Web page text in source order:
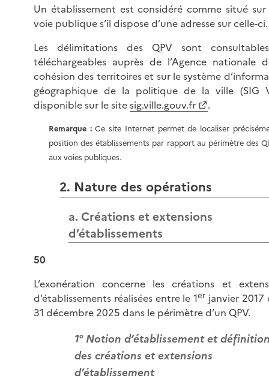
Un établissement est considéré comme situé
voie publique s’il dispose d’une adresse sur celle-ci.
Les délimitations des QPV sont
téléchargeables auprès de l’Agence nationale
cohésion des territoires et sur le système
géographique de la politique de la ville (SIG
disponible sur le sitesig.ville.gouv.fr .
Remarque :Ce site Internet permet de localiser
position des établissements par rapport au périmètre des
aux voies publiques.
2. Nature des opérations
a. Créations et extensions
d’établissements
50
L’exonération concerne les créations et
d’établissements réalisées entre le 1er janvier 2017
31 décembre 2025 dans le périmètre d’un QPV.
1° Notion d’établissement et
des créations et extensions
d’établissement